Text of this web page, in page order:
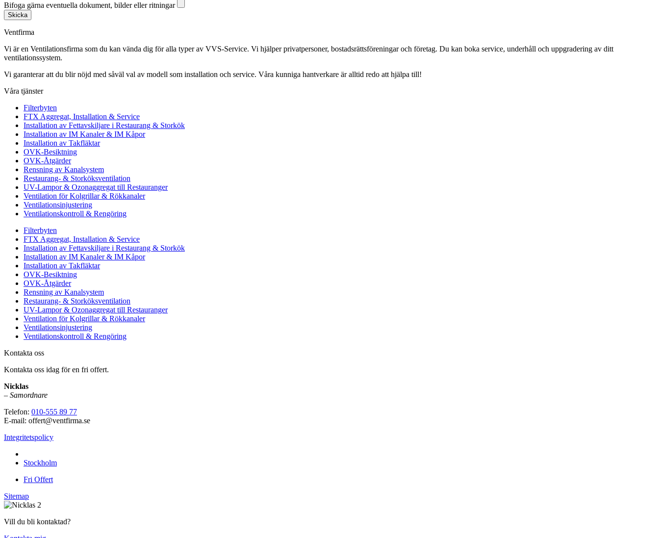
Bifoga gärna eventuella dokument, bilder eller ritningar
Skicka
Ventfirma
Vi är en Ventilationsfirma som du kan vända dig för alla typer av VVS-Service. Vi hjälper privatpersoner, bostadsrättsföreningar och företag. Du kan boka service, underhåll och uppgradering av ditt
ventilationssystem.
Vi garanterar att du blir nöjd med såväl val av modell som installation och service. Våra kunniga hantverkare är alltid redo att hjälpa till!
Våra tjänster
Filterbyten
FTX Aggregat, Installation & Service
Installation av Fettavskiljare i Restaurang & Storkök
Installation av IM Kanaler & IM Kåpor
Installation av Takfläktar
OVK-Besiktning
OVK-Åtgärder
Rensning av Kanalsystem
Restaurang- & Storköksventilation
UV-Lampor & Ozonaggregat till Restauranger
Ventilation för Kolgrillar & Rökkanaler
Ventilationsinjustering
Ventilationskontroll & Rengöring
Filterbyten
FTX Aggregat, Installation & Service
Installation av Fettavskiljare i Restaurang & Storkök
Installation av IM Kanaler & IM Kåpor
Installation av Takfläktar
OVK-Besiktning
OVK-Åtgärder
Rensning av Kanalsystem
Restaurang- & Storköksventilation
UV-Lampor & Ozonaggregat till Restauranger
Ventilation för Kolgrillar & Rökkanaler
Ventilationsinjustering
Ventilationskontroll & Rengöring
Kontakta oss
Kontakta oss idag för en fri offert.
Nicklas
– Samordnare
Telefon: 010-555 89 77
E-mail: offert@ventfirma.se
Integritetspolicy
Stockholm
Fri Offert
Sitemap
Vill du bli kontaktad?